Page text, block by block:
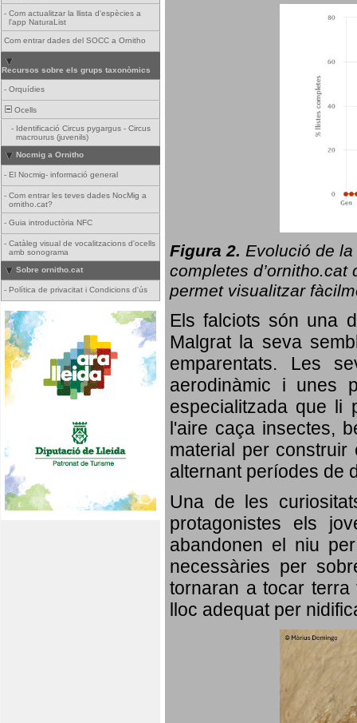
- Com actualitzar la llista d'espècies a
l'app NaturaList
Com entrar dades del SOCC a Ornitho
Recursos sobre els grups taxonòmics
- Orquídies
Ocells
- Identificació Circus pygargus - Circus
macrourus (juvenils)
Nocmig a Ornitho
- El Nocmig- informació general
- Com entrar les teves dades NocMig a
ornitho.cat?
- Guia introductòria NFC
- Catàleg visual de vocalitzacions d'ocells
amb sonograma
Sobre ornitho.cat
- Política de privacitat i Condicions d'ús
Figura 2. Evolució de la
completes d’ornitho.cat
permet visualitzar
Els falciots són una
Malgrat la seva
emparentats. Les
aerodinàmic i unes
especialitzada que li
l'aire caça insectes,
material per
alternant períodes de
Una de les
protagonistes els
abandonen el niu
necessàries per
tornaran a tocar
lloc adequat per